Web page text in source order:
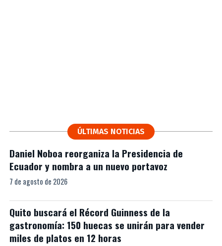
ÚLTIMAS NOTICIAS
Daniel Noboa reorganiza la Presidencia de
Ecuador y nombra a un nuevo portavoz
7 de agosto de 2026
Quito buscará el Récord Guinness de la
gastronomía: 150 huecas se unirán para vender
miles de platos en 12 horas